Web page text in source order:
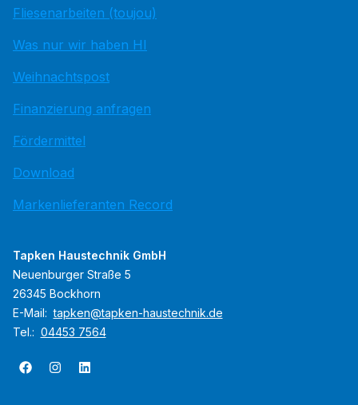
Fliesenarbeiten (toujou)
Was nur wir haben HI
Weihnachtspost
Finanzierung anfragen
Fördermittel
Download
Markenlieferanten Record
Tapken Haustechnik GmbH
Neuenburger Straße 5
26345 Bockhorn
E-Mail: tapken@tapken-haustechnik.de
Tel.: 04453 7564